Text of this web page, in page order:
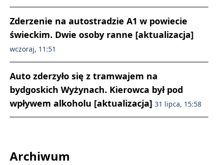
Zderzenie na autostradzie A1 w powiecie
świeckim. Dwie osoby ranne [aktualizacja]
wczoraj, 11:51
Auto zderzyło się z tramwajem na
bydgoskich Wyżynach. Kierowca był pod
wpływem alkoholu [aktualizacja] 31 lipca, 15:58
Archiwum